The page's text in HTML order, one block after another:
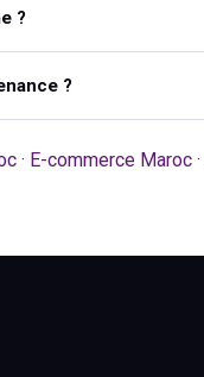
?
?
· E-commerce Maroc ·